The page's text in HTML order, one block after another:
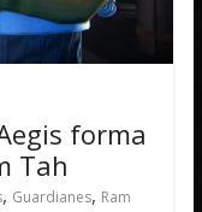
forma
Tah
, Guardianes, Ram